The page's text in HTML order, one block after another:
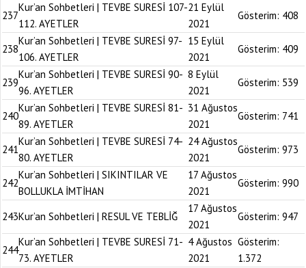
237
Kur’an Sohbetleri | TEVBE SURESİ 107-
112. AYETLER
21 Eylül
2021
Gösterim: 408
238
Kur’an Sohbetleri | TEVBE SURESİ 97-
106. AYETLER
15 Eylül
2021
Gösterim: 409
239
Kur’an Sohbetleri | TEVBE SURESİ 90-
96. AYETLER
8 Eylül
2021
Gösterim: 539
240
Kur’an Sohbetleri | TEVBE SURESİ 81-
89. AYETLER
31 Ağustos
2021
Gösterim: 741
241
Kur’an Sohbetleri | TEVBE SURESİ 74-
80. AYETLER
24 Ağustos
2021
Gösterim: 973
242
Kur’an Sohbetleri | SIKINTILAR VE
BOLLUKLA İMTİHAN
17 Ağustos
2021
Gösterim: 990
243Kur’an Sohbetleri | RESUL VE TEBLİĞ
17 Ağustos
2021
Gösterim: 947
244
Kur’an Sohbetleri | TEVBE SURESİ 71-
73. AYETLER
4 Ağustos
2021
Gösterim:
1.372